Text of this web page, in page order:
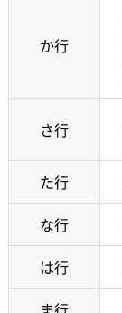
か行
さ行
た行
な行
は行